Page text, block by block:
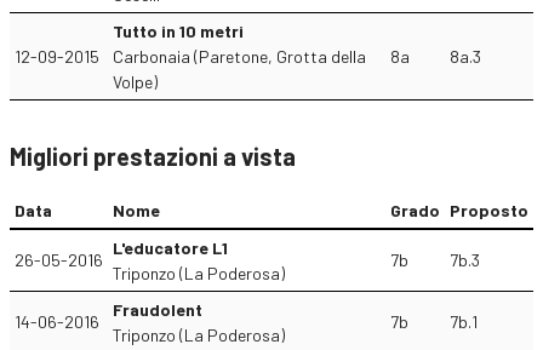
12-09-2015
Tutto in 10 metri
Carbonaia (Paretone, Grotta della
Volpe)
8a 8a.3
Migliori prestazioni a vista
Data Nome Grado Proposto
26-05-2016
L'educatore L1
Triponzo (La Poderosa)
7b 7b.3
14-06-2016
Fraudolent
Triponzo (La Poderosa)
7b 7b.1